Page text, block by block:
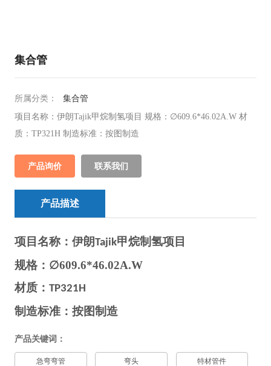
集合管
所属分类： 集合管
项目名称：伊朗Tajik甲烷制氢项目 规格：∅609.6*46.02A.W 材
质：TP321H 制造标准：按图制造
产品询价 联系我们
产品描述
项目名称：伊朗Tajik甲烷制氢项目
规格： ∅609.6*46.02A.W
材质：TP321H
制造标准：按图制造
产品关键词：
急弯弯管 弯头 特材管件